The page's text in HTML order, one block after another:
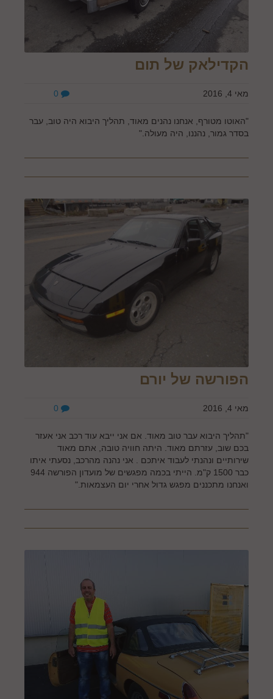
הקדילאק של תום
מאי 4, 2016
"האוטו מטורף, אנחנו נהנים מאוד, תהליך היבוא היה טוב, עבר
בסדר גמור, נהננו, היה מעולה."
הפורשה של יורם
מאי 4, 2016
"תהליך היבוא עבר טוב מאוד. אם אני ייבא עוד רכב אני אעזר
בכם שוב, עזרתם מאוד. היתה חוויה טובה, אתם מאוד
שירותיים ונהנתי לעבוד איתכם . אני נהנה מהרכב, נסעתי איתו
כבר 1500 ק"מ. הייתי בכמה מפגשים של מועדון הפורשה 944
ואנחנו מתכננים מפגש גדול אחרי יום העצמאות."